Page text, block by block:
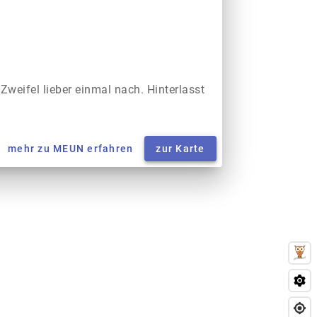
lieber einmal nach. Hinterlasst
mehr zu MEUN erfahren zur Karte